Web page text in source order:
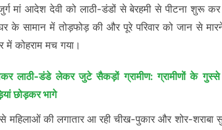
मां आदेश देवी को लाठी-डंडों से बेरहमी से पीटना शुरू कर
के सामान में तोड़फोड़ की और पूरे परिवार को जान से
में कोहराम मच गया।
लाठी-डंडे लेकर जुटे सैकड़ों ग्रामीण: ग्रामीणों के
छोड़कर भागे
महिलाओं की लगातार आ रही चीख-पुकार और शोर-